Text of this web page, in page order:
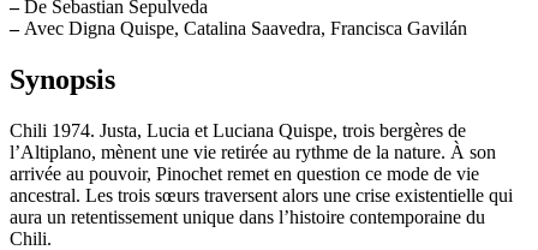
–De Sebastian Sepulveda
–Avec Digna Quispe, Catalina Saavedra, Francisca Gavilán
Synopsis
Chili 1974. Justa, Lucia et Luciana Quispe, trois bergères de
l’Altiplano, mènent une vie retirée au rythme de la nature. À son
arrivée au pouvoir, Pinochet remet en question ce mode de vie
ancestral. Les trois sœurs traversent alors une crise existentielle qui
aura un retentissement unique dans l’histoire contemporaine du
Chili.